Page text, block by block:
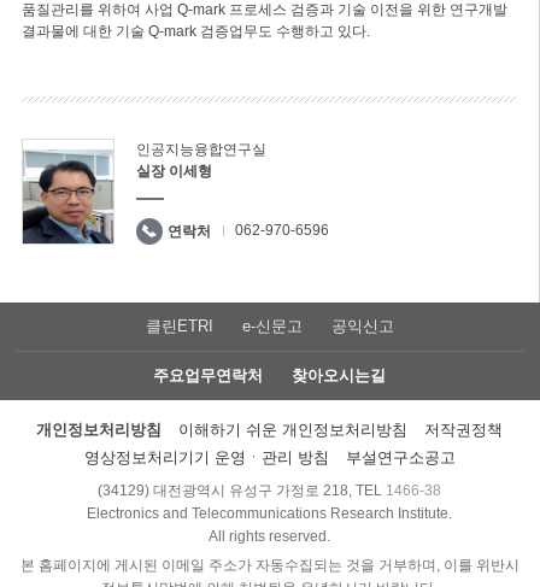
품질관리를 위하여 사업 Q-mark 프로세스 검증과 기술 이전을 위한 연구개발
결과물에 대한 기술 Q-mark 검증업무도 수행하고 있다.
인공지능융합연구실
실장 이세형
연락처 062-970-6596
클린ETRI e-신문고 공익신고
주요업무연락처 찾아오시는길
개인정보처리방침 이해하기 쉬운 개인정보처리방침
저작권정책
영상정보처리기기 운영ㆍ관리 방침
부설연구소공고
(34129) 대전광역시 유성구 가정로 218, TEL 1466-38
Electronics and Telecommunications Research Institute.
All rights reserved.
본 홈페이지에 게시된 이메일 주소가 자동수집되는 것을 거부하며, 이를 위반시